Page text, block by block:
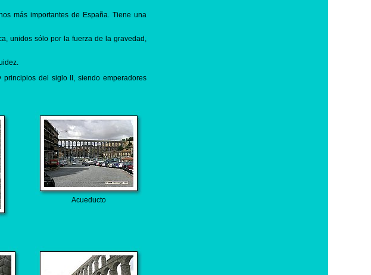
más importantes de España. Tiene una
unidos sólo por la fuerza de la gravedad,
del siglo II, siendo emperadores
Acueducto